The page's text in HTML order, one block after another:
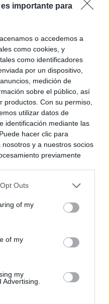
importante para
o accedemos a
como cookies, y
como identificadores
por un dispositivo,
medición de
sobre el público, así
Con su permiso,
utilizar datos de
identificación mediante las
hacer clic para
y a nuestros socios
previamente
en cuenta que algún
tiene el derecho de
preferencias se aplicarán
nuevo en este sitio web o
Outs
of my
of my
my